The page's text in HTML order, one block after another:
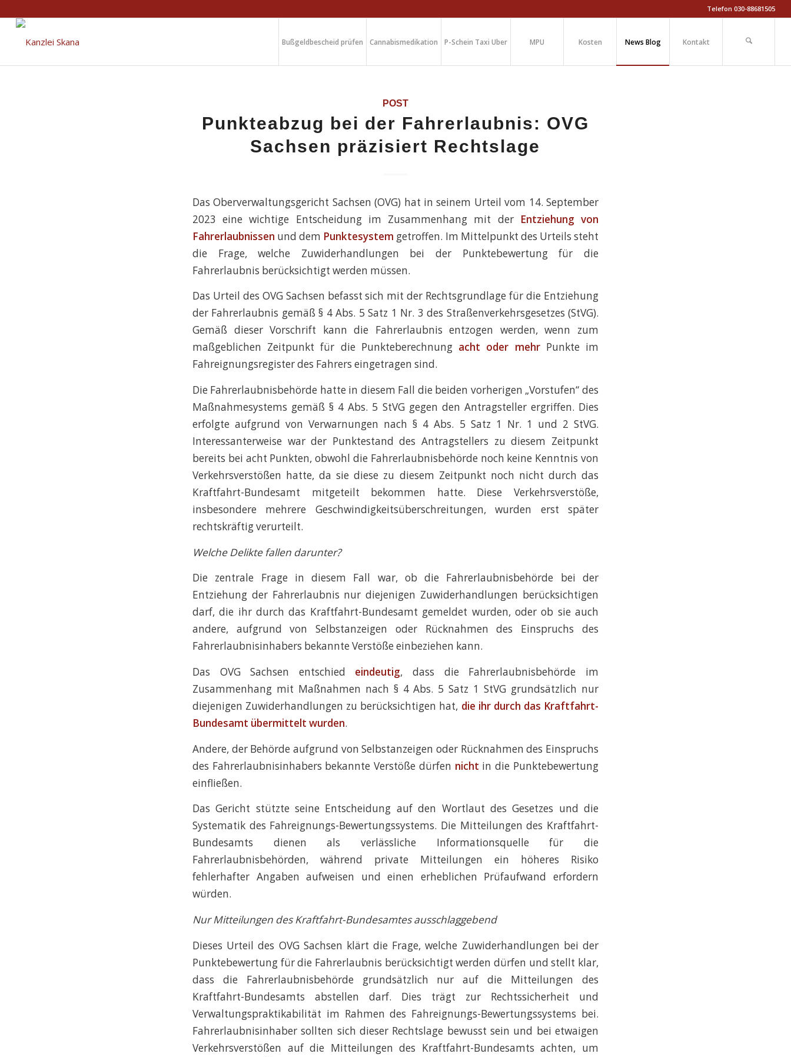
Telefon 030-88681505
Bußgeldbescheid prüfen Cannabismedikation P-Schein Taxi Uber MPU Kosten News Blog Kontakt
POST
Punkteabzug bei der Fahrerlaubnis: OVG
Sachsen präzisiert Rechtslage
Das Oberverwaltungsgericht Sachsen (OVG) hat in seinem Urteil vom 14. September
2023 eine wichtige Entscheidung im Zusammenhang mit der Entziehung von
Fahrerlaubnissen und dem Punktesystem getroffen. Im Mittelpunkt des Urteils steht
die Frage, welche Zuwiderhandlungen bei der Punktebewertung für die
Fahrerlaubnis berücksichtigt werden müssen.
Das Urteil des OVG Sachsen befasst sich mit der Rechtsgrundlage für die Entziehung
der Fahrerlaubnis gemäß § 4 Abs. 5 Satz 1 Nr. 3 des Straßenverkehrsgesetzes (StVG).
Gemäß dieser Vorschrift kann die Fahrerlaubnis entzogen werden, wenn zum
maßgeblichen Zeitpunkt für die Punkteberechnung acht oder mehrPunkte im
Fahreignungsregister des Fahrers eingetragen sind.
Die Fahrerlaubnisbehörde hatte in diesem Fall die beiden vorherigen „Vorstufen“ des
Maßnahmesystems gemäß § 4 Abs. 5 StVG gegen den Antragsteller ergriffen. Dies
erfolgte aufgrund von Verwarnungen nach § 4 Abs. 5 Satz 1 Nr. 1 und 2 StVG.
Interessanterweise war der Punktestand des Antragstellers zu diesem Zeitpunkt
bereits bei acht Punkten, obwohl die Fahrerlaubnisbehörde noch keine Kenntnis von
Verkehrsverstößen hatte, da sie diese zu diesem Zeitpunkt noch nicht durch das
Kraftfahrt-Bundesamt mitgeteilt bekommen hatte. Diese Verkehrsverstöße,
insbesondere mehrere Geschwindigkeitsüberschreitungen, wurden erst später
rechtskräftig verurteilt.
Welche Delikte fallen darunter?
Die zentrale Frage in diesem Fall war, ob die Fahrerlaubnisbehörde bei der
Entziehung der Fahrerlaubnis nur diejenigen Zuwiderhandlungen berücksichtigen
darf, die ihr durch das Kraftfahrt-Bundesamt gemeldet wurden, oder ob sie auch
andere, aufgrund von Selbstanzeigen oder Rücknahmen des Einspruchs des
Fahrerlaubnisinhabers bekannte Verstöße einbeziehen kann.
Das OVG Sachsen entschied eindeutig, dass die Fahrerlaubnisbehörde im
Zusammenhang mit Maßnahmen nach § 4 Abs. 5 Satz 1 StVG grundsätzlich nur
diejenigen Zuwiderhandlungen zu berücksichtigen hat, die ihr durch das Kraftfahrt-
Bundesamt übermittelt wurden.
Andere, der Behörde aufgrund von Selbstanzeigen oder Rücknahmen des Einspruchs
des Fahrerlaubnisinhabers bekannte Verstöße dürfen nicht in die Punktebewertung
einfließen.
Das Gericht stützte seine Entscheidung auf den Wortlaut des Gesetzes und die
Systematik des Fahreignungs-Bewertungssystems. Die Mitteilungen des Kraftfahrt-
Bundesamts dienen als verlässliche Informationsquelle für die
Fahrerlaubnisbehörden, während private Mitteilungen ein höheres Risiko
fehlerhafter Angaben aufweisen und einen erheblichen Prüfaufwand erfordern
würden.
Nur Mitteilungen des Kraftfahrt-Bundesamtes ausschlaggebend
Dieses Urteil des OVG Sachsen klärt die Frage, welche Zuwiderhandlungen bei der
Punktebewertung für die Fahrerlaubnis berücksichtigt werden dürfen und stellt klar,
dass die Fahrerlaubnisbehörde grundsätzlich nur auf die Mitteilungen des
Kraftfahrt-Bundesamts abstellen darf. Dies trägt zur Rechtssicherheit und
Verwaltungspraktikabilität im Rahmen des Fahreignungs-Bewertungssystems bei.
Fahrerlaubnisinhaber sollten sich dieser Rechtslage bewusst sein und bei etwaigen
Verkehrsverstößen auf die Mitteilungen des Kraftfahrt-Bundesamts achten, um